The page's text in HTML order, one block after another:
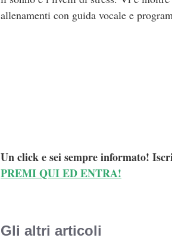
allenamenti con guida vocale e
Un click e sei sempre informato!
PREMI QUI ED ENTRA!
Gli altri articoli